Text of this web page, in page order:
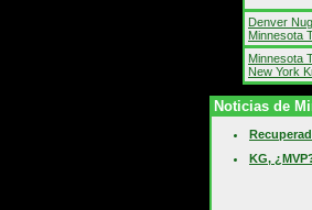
Denver
Minnesota
Minnesota
New York
Noticias de
KG,